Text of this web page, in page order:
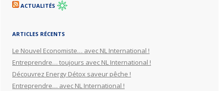
ACTUALITÉS
ARTICLES RÉCENTS
Le Nouvel Economiste… avec NL International !
Entreprendre… toujours avec NL International !
Découvrez Energy Détox saveur pêche !
Entreprendre… avec NL International !